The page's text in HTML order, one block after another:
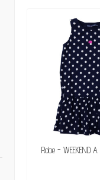
VENDU, VICTIME
Robe - WEEKEND